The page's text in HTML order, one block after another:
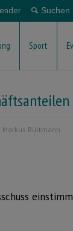
Sport
Markus Bültmann